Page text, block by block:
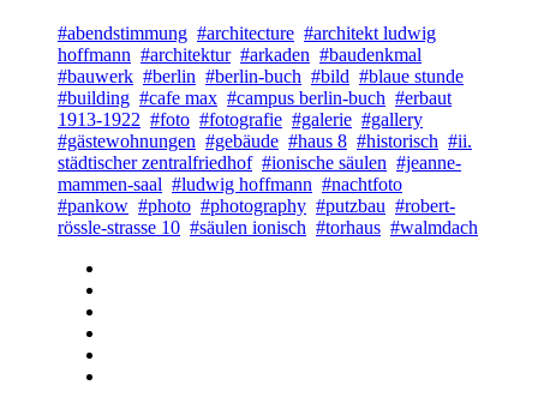
#abendstimmung #architecture #architekt ludwig
hoffmann #architektur #arkaden #baudenkmal
#bauwerk #berlin #berlin-buch #bild #blaue stunde
#building #cafe max #campus berlin-buch #erbaut
1913-1922 #foto #fotografie #galerie #gallery
#gästewohnungen #gebäude #haus 8 #historisch #ii.
städtischer zentralfriedhof #ionische säulen #jeanne-
mammen-saal #ludwig hoffmann #nachtfoto
#pankow #photo #photography #putzbau #robert-
rössle-strasse 10 #säulen ionisch #torhaus #walmdach